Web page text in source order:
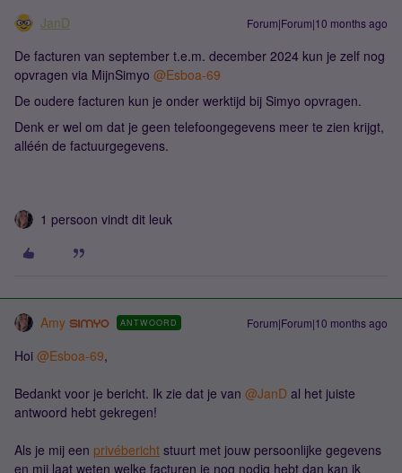
JanD Forum|Forum|10 months ago
De facturen van september t.e.m. december 2024 kun je zelf nog
opvragen via MijnSimyo ​ @Esboa-69
De oudere facturen kun je onder werktijd bij Simyo opvragen.
Denk er wel om dat je geen telefoongegevens meer te zien krijgt,
alléén de factuurgegevens.
1 persoon vindt dit leuk
Amy ANTWOORD Forum|Forum|10 months ago
Hoi ​ @Esboa-69,
Bedankt voor je bericht. Ik zie dat je van ​ @JanD al het juiste
antwoord hebt gekregen!
Als je mij een privébericht stuurt met jouw persoonlijke gegevens
en mij laat weten welke facturen je nog nodig hebt dan kan ik